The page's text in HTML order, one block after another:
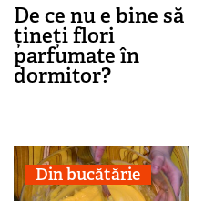
De ce nu e bine să
țineți flori
parfumate în
dormitor?
Din bucătărie